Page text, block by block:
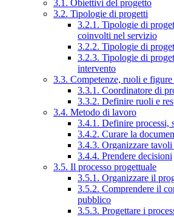
3.1. Obiettivi del progetto
3.2. Tipologie di progetti
3.2.1. Tipologie di
coinvolti nel servizio
3.2.2. Tipologie di
3.2.3. Tipologie di
intervento
3.3. Competenze, ruoli e
3.3.1. Coordinatore di
3.3.2. Definire ruoli e
3.4. Metodo di lavoro
3.4.1. Definire processi,
3.4.2. Curare la
3.4.3. Organizzare
3.4.4. Prendere decisioni
3.5. Il processo progettuale
3.5.1. Organizzare il
3.5.2. Comprendere il
pubblico
3.5.3. Progettare i